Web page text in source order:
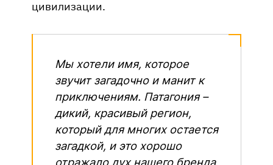
цивилизации.
Мы хотели имя, которое
звучит загадочно и манит к
приключениям. Патагония –
дикий, красивый регион,
который для многих остается
загадкой, и это хорошо
отражало дух нашего бренда